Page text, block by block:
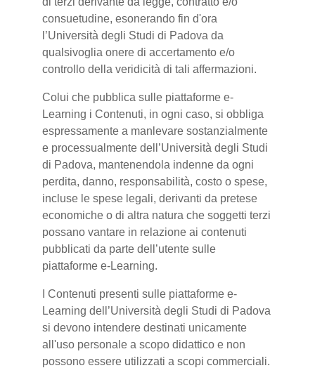
consuetudine, esonerando fin d'ora
l’Università degli Studi di Padova da
qualsivoglia onere di accertamento e/o
controllo della veridicità di tali affermazioni.
Colui che pubblica sulle piattaforme e-
Learning i Contenuti, in ogni caso, si obbliga
espressamente a manlevare sostanzialmente
e processualmente dell’Università degli Studi
di Padova, mantenendola indenne da ogni
perdita, danno, responsabilità, costo o spese,
incluse le spese legali, derivanti da pretese
economiche o di altra natura che soggetti terzi
possano vantare in relazione ai contenuti
pubblicati da parte dell’utente sulle
piattaforme e-Learning.
I Contenuti presenti sulle piattaforme e-
Learning dell’Università degli Studi di Padova
si devono intendere destinati unicamente
all'uso personale a scopo didattico e non
possono essere utilizzati a scopi commerciali.